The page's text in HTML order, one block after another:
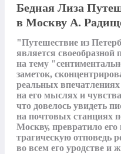
Бедная Лиза
в Москву А.
"Путешествие из
является своеобразной
на тему
заметок,
реальных
на его мыслях и
что довелось увидеть
на почтовых станциях
Москву, превратило
трагическую отповедь
во всем его уродстве и